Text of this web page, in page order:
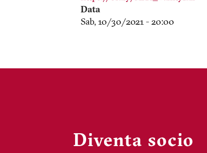
Data
Sab, 10/30/2021 - 20:00
Diventa socio